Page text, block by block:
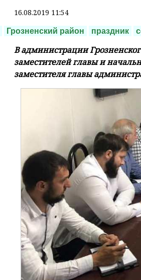
16.08.2019 11:54
Грозненский район праздник
В администрации
заместителей главы и
заместителя главы